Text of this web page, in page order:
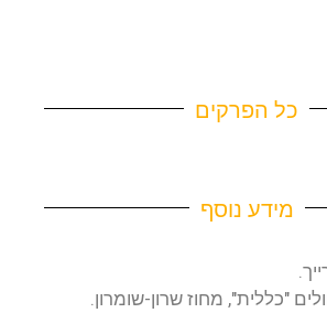
כל הפרקים
מידע נוסף
"כללית", מחוז שרון-שומרון.